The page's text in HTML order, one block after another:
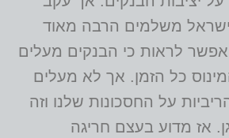
ישראל משלמים הרבה מאוד
אפשר לראות כי הבנקים מעלים
כל הזמן. אך לא מעלים
על החסכונות שלנו וזה
אז מדוע בעצם חריגה